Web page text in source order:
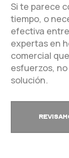
Si te parece
tiempo, o
efectiva
expertas en
comercial
esfuerzos,
solución.